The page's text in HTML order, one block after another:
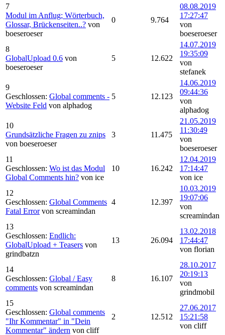
7
Modul im Anflug; Wörterbuch,
Glossar, Brückenseiten..? von
boeseroeser
0 9.764
08.08.2019
17:27:47
von
boeseroeser
8
GlobalUpload 0.6 von
boeseroeser
5 12.622
14.07.2019
19:35:09
von
stefanek
9
Geschlossen: Global comments -
Website Feld von alphadog
5 12.123
14.06.2019
09:44:36
von
alphadog
10
Grundsätzliche Fragen zu znips
von boeseroeser
3 11.475
21.05.2019
11:30:49
von
boeseroeser
11
Geschlossen: Wo ist das Modul
Global Comments hin? von ice
10 16.242
12.04.2019
17:14:47
von ice
12
Geschlossen: Global Comments
Fatal Error von screamindan
4 12.397
10.03.2019
19:07:06
von
screamindan
13
Geschlossen: Endlich:
GlobalUpload + Teasers von
grindbatzn
13 26.094
13.02.2018
17:44:47
von florian
14
Geschlossen: Global / Easy
comments von screamindan
8 16.107
28.10.2017
20:19:13
von
grindmobil
15
Geschlossen: Global comments
"Ihr Kommentar" in "Dein
Kommentar" ändern von cliff
2 12.512
27.06.2017
15:21:58
von cliff